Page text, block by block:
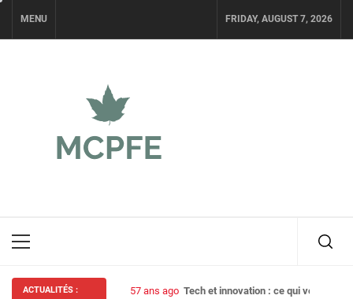
content
MENU FRIDAY, AUGUST 7, 2026
Primary
ACTUALITÉS : 57 ans ago Tech et innovation : ce qui vous